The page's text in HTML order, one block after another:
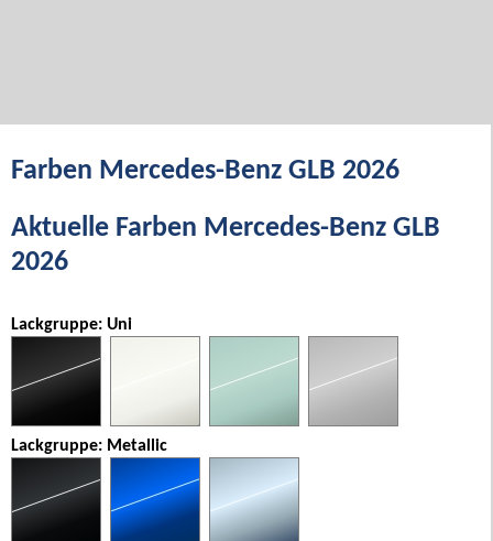
Farben Mercedes-Benz GLB 2026
Aktuelle Farben Mercedes-Benz GLB
2026
Lackgruppe: Uni
Lackgruppe: Metallic